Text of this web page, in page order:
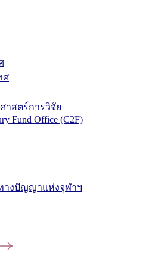
ศ
สตร์การวิจัย
Fund Office (C2F)
างปัญญาแห่งจุฬาฯ